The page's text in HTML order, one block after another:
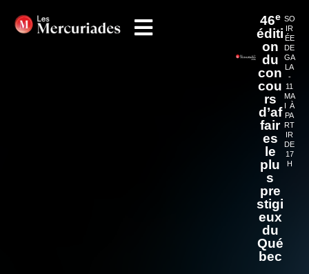
46e
éditi
on
du
con
cou
rs
d’af
fair
es
le
plu
s
pre
stigi
eux
du
Qué
bec
SO
IR
ÉE
DE
GA
LA
-
11
MA
I À
PA
RT
IR
DE
17
H